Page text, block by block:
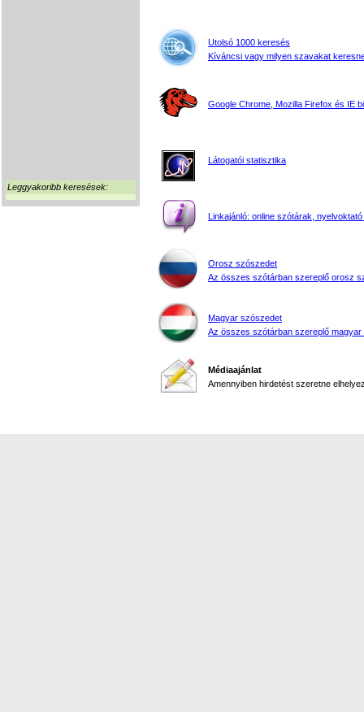
Leggyakoribb keresések:
Utolsó 1000 keresés
Kíváncsi vagy milyen szavakat
Google Chrome, Mozilla Firefox és IE
Látogatói statisztika
Linkajánló: online szótárak, nyelvoktató
Orosz szószedet
Az összes szótárban szereplő orosz
Magyar szószedet
Az összes szótárban szereplő magyar
Médiaajánlat
Amennyiben hirdetést szeretne